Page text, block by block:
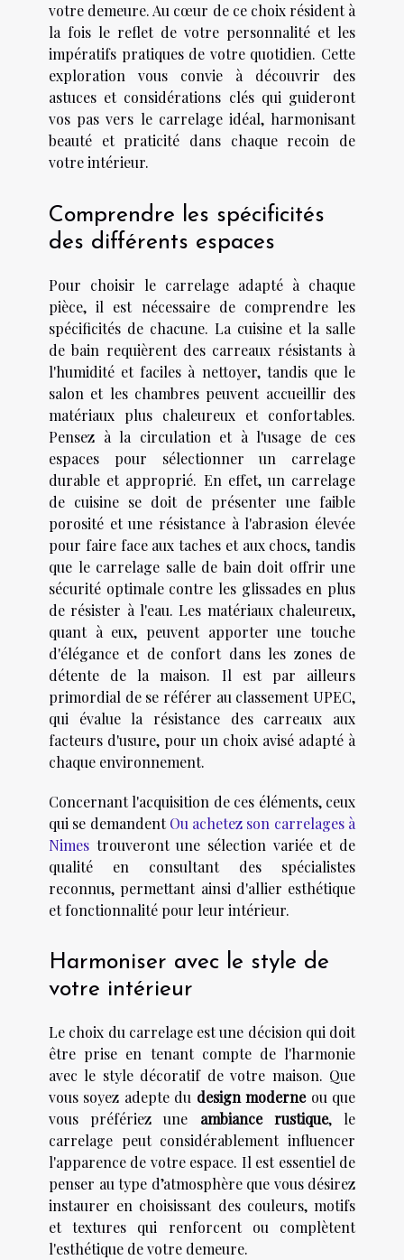
votre demeure. Au cœur de ce choix résident à
la fois le reflet de votre personnalité et les
impératifs pratiques de votre quotidien. Cette
exploration vous convie à découvrir des
astuces et considérations clés qui guideront
vos pas vers le carrelage idéal, harmonisant
beauté et praticité dans chaque recoin de
votre intérieur.
Comprendre les spécificités
des différents espaces
Pour choisir le carrelage adapté à chaque
pièce, il est nécessaire de comprendre les
spécificités de chacune. La cuisine et la salle
de bain requièrent des carreaux résistants à
l'humidité et faciles à nettoyer, tandis que le
salon et les chambres peuvent accueillir des
matériaux plus chaleureux et confortables.
Pensez à la circulation et à l'usage de ces
espaces pour sélectionner un carrelage
durable et approprié. En effet, un carrelage
de cuisine se doit de présenter une faible
porosité et une résistance à l'abrasion élevée
pour faire face aux taches et aux chocs, tandis
que le carrelage salle de bain doit offrir une
sécurité optimale contre les glissades en plus
de résister à l'eau. Les matériaux chaleureux,
quant à eux, peuvent apporter une touche
d'élégance et de confort dans les zones de
détente de la maison. Il est par ailleurs
primordial de se référer au classement UPEC,
qui évalue la résistance des carreaux aux
facteurs d'usure, pour un choix avisé adapté à
chaque environnement.
Concernant l'acquisition de ces éléments, ceux
qui se demandentOu achetez son carrelages à
Nimes trouveront une sélection variée et de
qualité en consultant des spécialistes
reconnus, permettant ainsi d'allier esthétique
et fonctionnalité pour leur intérieur.
Harmoniser avec le style de
votre intérieur
Le choix du carrelage est une décision qui doit
être prise en tenant compte de l'harmonie
avec le style décoratif de votre maison. Que
vous soyez adepte du design moderneou que
vous préfériez une ambiance rustique, le
carrelage peut considérablement influencer
l'apparence de votre espace. Il est essentiel de
penser au type d’atmosphère que vous désirez
instaurer en choisissant des couleurs, motifs
et textures qui renforcent ou complètent
l'esthétique de votre demeure.